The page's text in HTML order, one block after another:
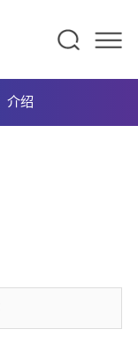
介绍